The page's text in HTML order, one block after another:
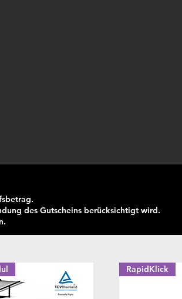
des Gutscheins berücksichtigt wird.
RapidKlick